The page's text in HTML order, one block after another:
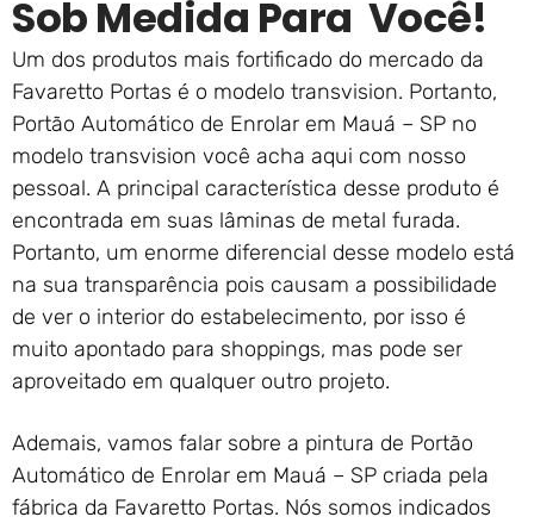
Sob Medida Para Você!
Um dos produtos mais fortificado do mercado da
Favaretto Portas é o modelo transvision. Portanto,
Portão Automático de Enrolar em Mauá – SP no
modelo transvision você acha aqui com nosso
pessoal. A principal característica desse produto é
encontrada em suas lâminas de metal furada.
Portanto, um enorme diferencial desse modelo está
na sua transparência pois causam a possibilidade
de ver o interior do estabelecimento, por isso é
muito apontado para shoppings, mas pode ser
aproveitado em qualquer outro projeto.
Ademais, vamos falar sobre a pintura de Portão
Automático de Enrolar em Mauá – SP criada pela
fábrica da Favaretto Portas. Nós somos indicados